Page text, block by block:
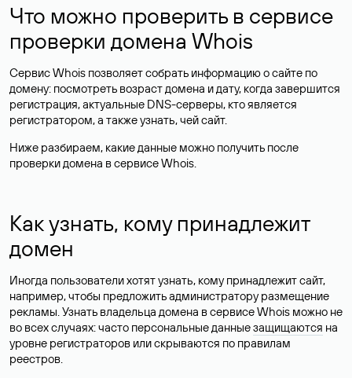
Что можно проверить в сервисе
проверки домена Whois
Сервис Whois позволяет собрать информацию о сайте по
домену: посмотреть возраст домена и дату, когда завершится
регистрация, актуальные DNS-серверы, кто является
регистратором, а также узнать, чей сайт.
Ниже разбираем, какие данные можно получить после
проверки домена в сервисе Whois.
Как узнать, кому принадлежит
домен
Иногда пользователи хотят узнать, кому принадлежит сайт,
например, чтобы предложить администратору размещение
рекламы. Узнать владельца домена в сервисе Whois можно не
во всех случаях: часто персональные данныезащищаются на
уровне регистраторов или скрываются по правилам
реестров.